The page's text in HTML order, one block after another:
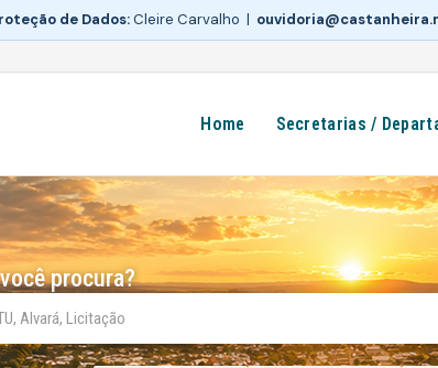
de Dados:Cleire Carvalho |
Home Secretarias /
procura?